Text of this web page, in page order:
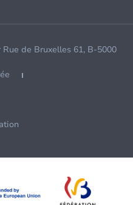
de Bruxelles 61, B-5000